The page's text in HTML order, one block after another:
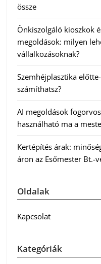
össze
Önkiszolgáló kioszkok
megoldások: milyen
vállalkozásoknak?
Szemhéjplasztika
számíthatsz?
AI megoldások
használható ma a
Kertépítés árak:
áron az Esőmester Bt.-
Oldalak
Kapcsolat
Kategóriák